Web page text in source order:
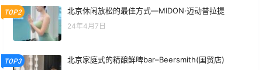
TOP2 北京休闲放松的最佳方式—MIDON·迈动普拉提
24年4月7日
TOP3 北京家庭式的精酿鲜啤bar–Beersmith(国贸店)